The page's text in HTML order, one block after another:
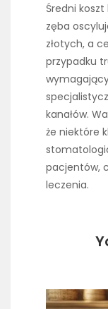
Średni
zęba
złotych, a
przypadku
kanałów.
że niektóre
pacjentów,
leczenia.